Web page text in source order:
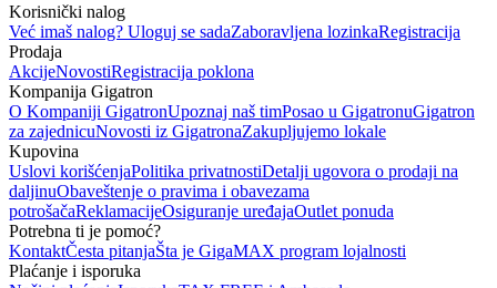
Korisnički nalog
Već imaš nalog? Uloguj se sadaZaboravljena lozinkaRegistracija
Prodaja
AkcijeNovostiRegistracija poklona
Kompanija Gigatron
O Kompaniji GigatronUpoznaj naš timPosao u GigatronuGigatron
za zajednicuNovosti iz GigatronaZakupljujemo lokale
Kupovina
Uslovi korišćenjaPolitika privatnostiDetalji ugovora o prodaji na
daljinuObaveštenje o pravima i obavezama
potrošačaReklamacijeOsiguranje uređajaOutlet ponuda
Potrebna ti je pomoć?
KontaktČesta pitanjaŠta je GigaMAX program lojalnosti
Plaćanje i isporuka